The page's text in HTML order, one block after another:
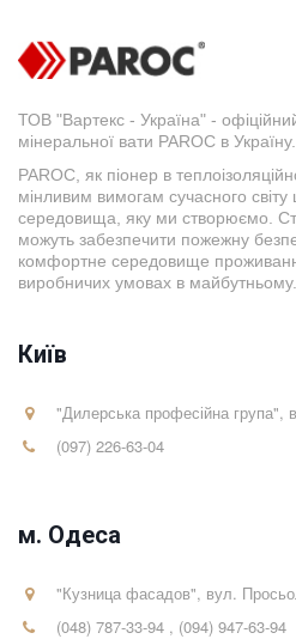
ТОВ "Вартекс - Україна" -
мінеральної вати PAROC в Україну.
PAROC, як піонер в
мінливим вимогам сучасного
середовища, яку ми створюємо.
можуть забезпечити пожежну
комфортне середовище
виробничих умовах в майбутньому.
Київ
"Дилерська професійна група",
(097) 226-63-04
м. Одеса
"Кузница фасадов", вул.
(048) 787-33-94 , (094) 947-63-94